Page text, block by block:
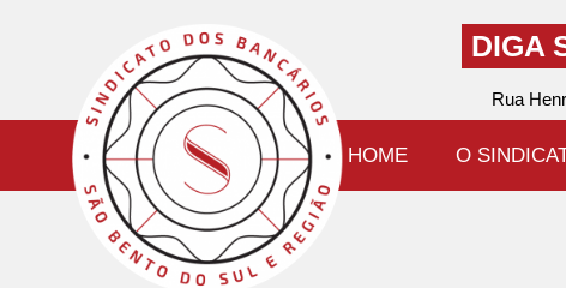
DIGA
Rua
HOME O